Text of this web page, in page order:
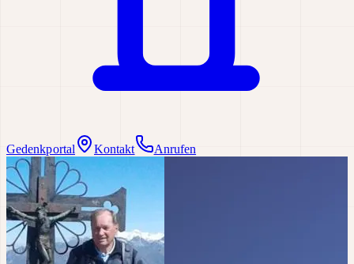
Gedenkportal Kontakt Anrufen